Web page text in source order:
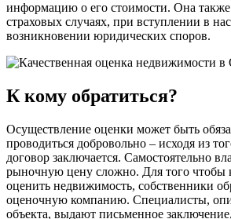
информацию о его стоимости. Она также
страховых случаях, при вступлении в
возникновении юридических споров.
К кому обратиться?
Осуществление оценки может быть
проводиться добровольно – исходя из
договор заключается. Самостоятельно
рыночную цену сложно. Для того чтобы
оценить недвижимость, собственники
оценочную компанию. Специалисты,
объекта, выдают письменное